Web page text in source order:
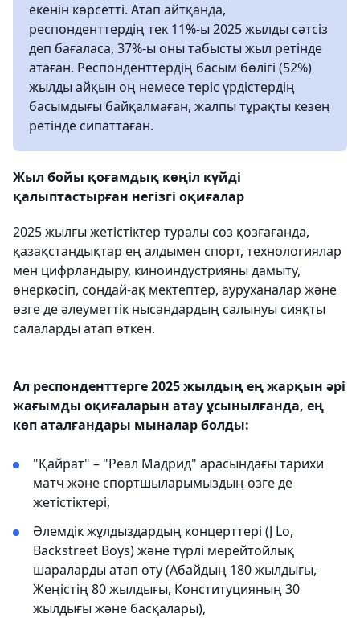
екенін көрсетті. Атап айтқанда,
респонденттердің тек 11%-ы 2025 жылды сәтсіз
деп бағаласа, 37%-ы оны табысты жыл ретінде
атаған. Респонденттердің басым бөлігі (52%)
жылды айқын оң немесе теріс үрдістердің
басымдығы байқалмаған, жалпы тұрақты кезең
ретінде сипаттаған.
Жыл бойы қоғамдық көңіл күйді
қалыптастырған негізгі оқиғалар
2025 жылғы жетістіктер туралы сөз қозғағанда,
қазақстандықтар ең алдымен спорт, технологиялар
мен цифрландыру, киноиндустрияны дамыту,
өнеркәсіп, сондай-ақ мектептер, ауруханалар және
өзге де әлеуметтік нысандардың салынуы сияқты
салаларды атап өткен.
Ал респонденттерге 2025 жылдың ең жарқын әрі
жағымды оқиғаларын атау ұсынылғанда, ең
көп аталғандары мыналар болды:
"Қайрат" – "Реал Мадрид" арасындағы тарихи
матч және спортшыларымыздың өзге де
жетістіктері,
Әлемдік жұлдыздардың концерттері (J Lo,
Backstreet Boys) және түрлі мерейтойлық
шараларды атап өту (Абайдың 180 жылдығы,
Жеңістің 80 жылдығы, Конституцияның 30
жылдығы және басқалары),